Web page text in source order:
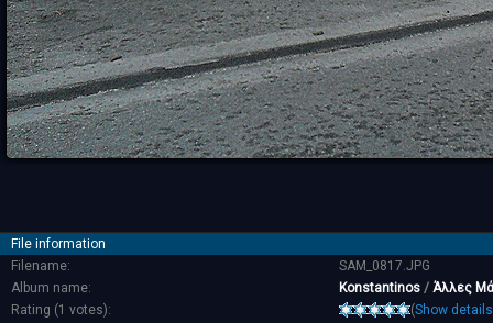
File information
Filename:
SAM_0817.JPG
Album name:
Konstantinos / Άλλες
Rating (1 votes):
(Show details